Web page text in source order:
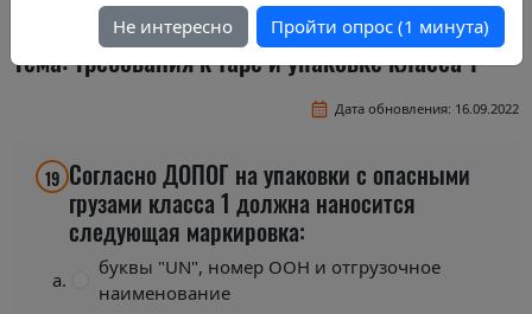
"Перевозка веществ и изделий класса 1"
Тема: Требования к таре и упаковке класса 1
Дата обновления: 16.09.2022
19 Согласно ДОПОГ на упаковки с опасными
грузами класса 1 должна наносится
следующая маркировка:
буквы "UN", номер ООН и отгрузочное
наименование
Не интересно Пройти опрос (1 минута)